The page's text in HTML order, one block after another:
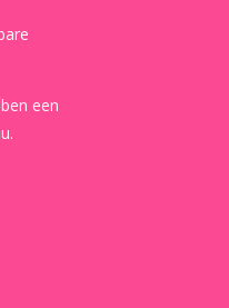
een